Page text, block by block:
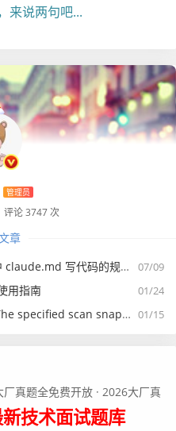
面配置环境变量
上添加一个环境变量，这里
环境变量：
jdk1.8.0_271
pubserver/hbase-2.5.3
hive3.1.3
pubserver/flink-1.17.0
pubserver/spark-3.4.0-bin
bin:$HADOOP_HOME/bi
来说两句吧...
管理员
评论 3747 次
章
07/09
写代码的规约文件
01/24
用指南
01/15
is out of available snapshotId range [17875, 178
真题全免费开放 · 2026大厂真
技术面试题库